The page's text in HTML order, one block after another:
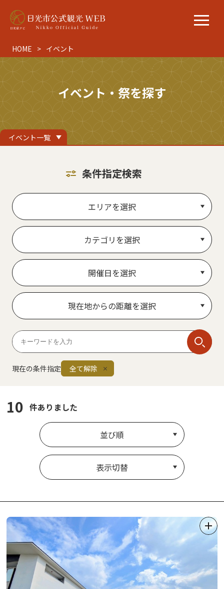
HOME イベント
イベント・祭を探す
イベント一覧
条件指定検索
エリアを選択
カテゴリを選択
開催日を選択
現在地からの距離を選択
現在の条件指定 全て解除
10 件ありました
並び順
表示切替